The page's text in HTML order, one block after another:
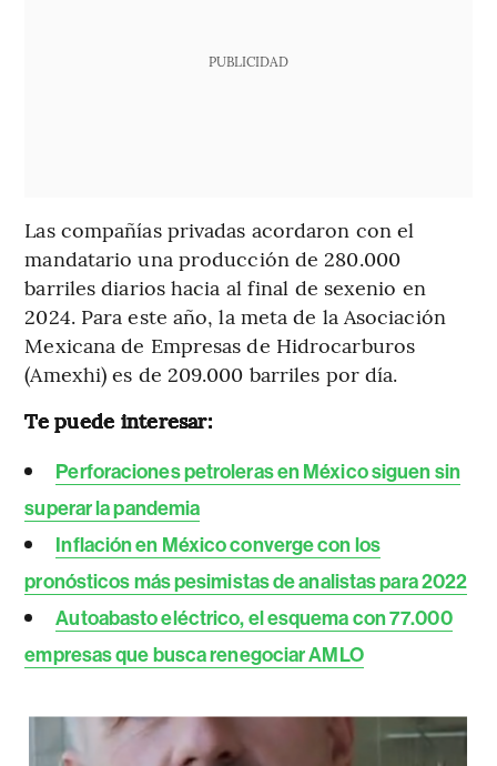
PUBLICIDAD
Las compañías privadas acordaron con el
mandatario una producción de 280.000
barriles diarios hacia al final de sexenio en
2024. Para este año, la meta de la Asociación
Mexicana de Empresas de Hidrocarburos
(Amexhi) es de 209.000 barriles por día.
Te puede interesar:
Perforaciones petroleras en México siguen sin
superar la pandemia
Inflación en México converge con los
pronósticos más pesimistas de analistas para 2022
Autoabasto eléctrico, el esquema con 77.000
empresas que busca renegociar AMLO